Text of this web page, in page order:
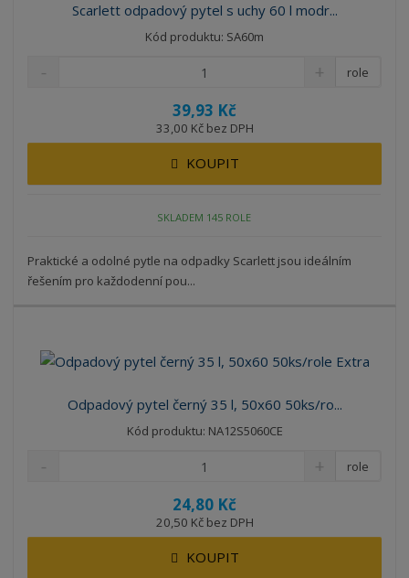
Scarlett odpadový pytel s uchy 60 l modr...
Kód produktu: SA60m
39,93 Kč
33,00 Kč bez DPH
role
KOUPIT
SKLADEM 145 ROLE
Praktické a odolné pytle na odpadky Scarlett jsou ideálním
řešením pro každodenní pou...
Odpadový pytel černý 35 l, 50x60 50ks/ro...
Kód produktu: NA12S5060CE
24,80 Kč
20,50 Kč bez DPH
role
KOUPIT